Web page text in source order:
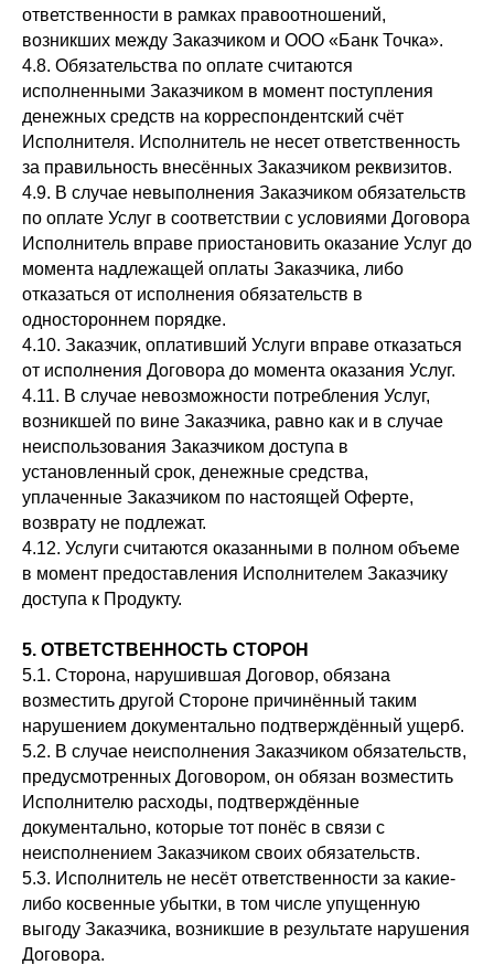
ответственности в рамках правоотношений,
возникших между Заказчиком и ООО «Банк Точка».
4.8. Обязательства по оплате считаются
исполненными Заказчиком в момент поступления
денежных средств на корреспондентский счёт
Исполнителя. Исполнитель не несет ответственность
за правильность внесённых Заказчиком реквизитов.
4.9. В случае невыполнения Заказчиком обязательств
по оплате Услуг в соответствии с условиями Договора
Исполнитель вправе приостановить оказание Услуг до
момента надлежащей оплаты Заказчика, либо
отказаться от исполнения обязательств в
одностороннем порядке.
4.10. Заказчик, оплативший Услуги вправе отказаться
от исполнения Договора до момента оказания Услуг.
4.11. В случае невозможности потребления Услуг,
возникшей по вине Заказчика, равно как и в случае
неиспользования Заказчиком доступа в
установленный срок, денежные средства,
уплаченные Заказчиком по настоящей Оферте,
возврату не подлежат.
4.12. Услуги считаются оказанными в полном объеме
в момент предоставления Исполнителем Заказчику
доступа к Продукту.
5. ОТВЕТСТВЕННОСТЬ СТОРОН
5.1. Сторона, нарушившая Договор, обязана
возместить другой Стороне причинённый таким
нарушением документально подтверждённый ущерб.
5.2. В случае неисполнения Заказчиком обязательств,
предусмотренных Договором, он обязан возместить
Исполнителю расходы, подтверждённые
документально, которые тот понёс в связи с
неисполнением Заказчиком своих обязательств.
5.3. Исполнитель не несёт ответственности за какие-
либо косвенные убытки, в том числе упущенную
выгоду Заказчика, возникшие в результате нарушения
Договора.